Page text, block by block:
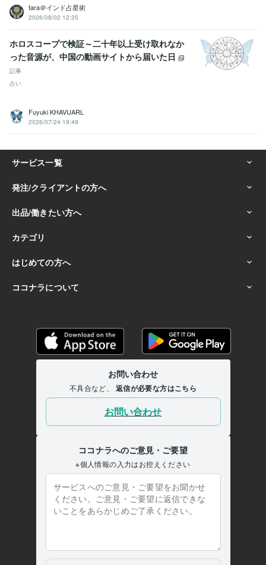
tara＠インド占星術
2026/08/02 12:35
ホロスコープで検証～二十年以上受け取れなか
った音源が、中国の動画サイトから届いた日
記事
占い
Fuyuki KHAVUARL
2026/07/24 19:49